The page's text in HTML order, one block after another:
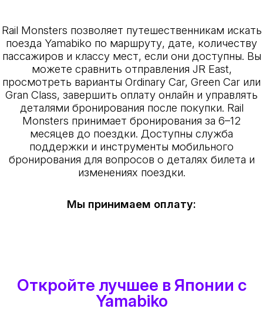
Rail Monsters позволяет путешественникам искать
поезда Yamabiko по маршруту, дате, количеству
пассажиров и классу мест, если они доступны. Вы
можете сравнить отправления JR East,
просмотреть варианты Ordinary Car, Green Car или
Gran Class, завершить оплату онлайн и управлять
деталями бронирования после покупки. Rail
Monsters принимает бронирования за 6–12
месяцев до поездки. Доступны служба
поддержки и инструменты мобильного
бронирования для вопросов о деталях билета и
изменениях поездки.
Мы принимаем оплату:
Откройте лучшее в Японии с
Yamabiko